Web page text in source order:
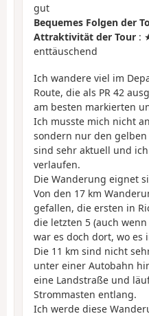
gut
Bequemes Folgen der
Attraktivität der Tour :
enttäuschend
Ich wandere viel im
Route, die als PR 42
am besten markierten
Ich musste mich nicht
sondern nur den
sind sehr aktuell und
verlaufen.
Die Wanderung eignet
Von den 17 km
gefallen, die ersten in
die letzten 5 (auch
war es doch dort, wo es
Die 11 km sind nicht
unter einer Autobahn
eine Landstraße und
Strommasten entlang.
Ich werde diese